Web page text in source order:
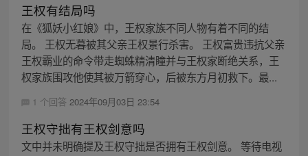
王权有结局吗
在《狐妖小红娘》中，王权家族不同人物有着不同的结
局。 王权无暮被其父亲王权景行杀害。 王权富贵违抗父亲
王权霸业的命令带走蜘蛛精清瞳并与王权家断绝关系，王
权家族围攻他使其被万箭穿心，后被东方月初救下。最...
1 个回答 2024年09月03日 23:54
王权守拙有王权剑意吗
文中并未明确提及王权守拙是否拥有王权剑意。 等待电视